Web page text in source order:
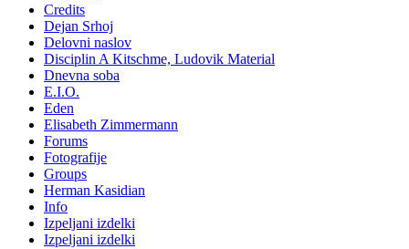
Credits
Dejan Srhoj
Delovni naslov
Disciplin A Kitschme, Ludovik Material
Dnevna soba
E.I.O.
Eden
Elisabeth Zimmermann
Forums
Fotografije
Groups
Herman Kasidian
Info
Izpeljani izdelki
Izpeljani izdelki